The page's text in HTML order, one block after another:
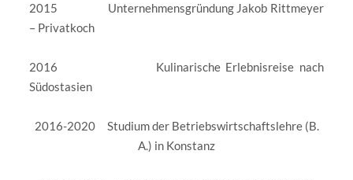
2015 Unternehmensgründung Jakob Rittmeyer
– Privatkoch
2016 Kulinarische Erlebnisreise nach
Südostasien
2016-2020 Studium der Betriebswirtschaftslehre (B.
A.) in Konstanz